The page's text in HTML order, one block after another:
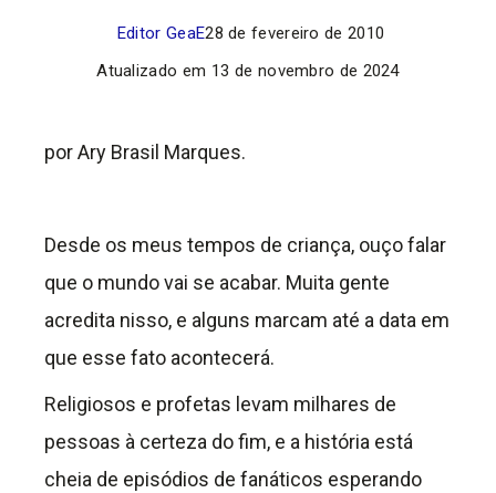
Editor GeaE28 de fevereiro de 2010
Atualizado em 13 de novembro de 2024
por Ary Brasil Marques.
Desde os meus tempos de criança, ouço falar
que o mundo vai se acabar. Muita gente
acredita nisso, e alguns marcam até a data em
que esse fato acontecerá.
Religiosos e profetas levam milhares de
pessoas à certeza do fim, e a história está
cheia de episódios de fanáticos esperando